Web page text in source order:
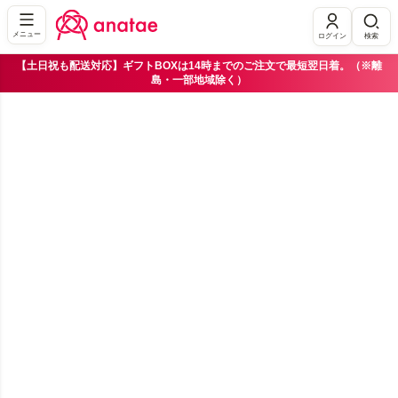
メニュー ログイン 検索
【土日祝も配送対応】ギフトBOXは14時までのご注文で最短翌日着。（※離
島・一部地域除く）